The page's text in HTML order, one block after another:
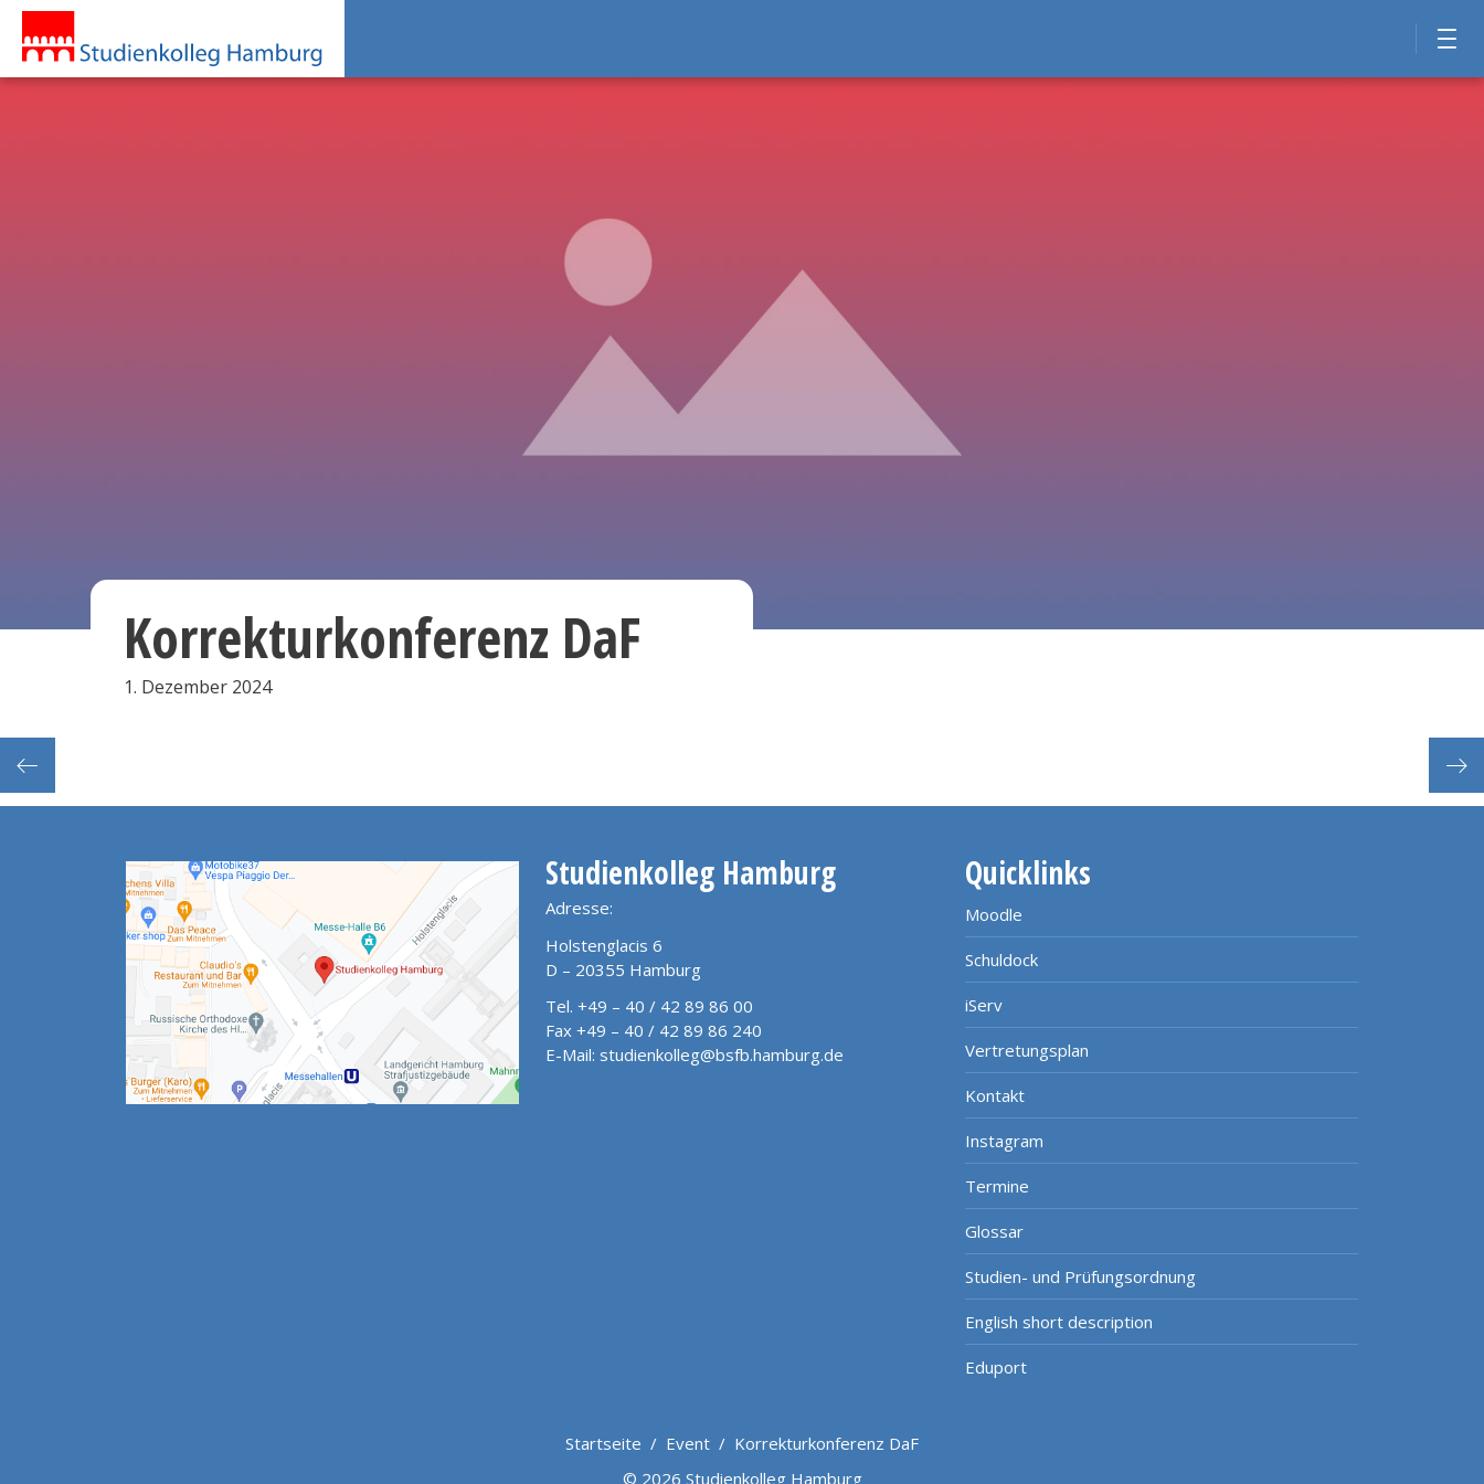
Frist: Endgültige Abgabe der Prüfungsvorschläge (sFSP) im Sekretariat bis 12Uhr
Korrekturkonferenz DaF
1. Dezember 2024
Studienkolleg Hamburg
Adresse:
Holstenglacis 6
D – 20355 Hamburg
Tel. +49 – 40 / 42 89 86 00
Fax +49 – 40 / 42 89 86 240
E-Mail: studienkolleg@bsfb.hamburg.de
Quicklinks
Moodle
Schuldock
iServ
Vertretungsplan
Kontakt
Instagram
Termine
Glossar
Studien- und Prüfungsordnung
English short description
Eduport
Startseite / Event / Korrekturkonferenz DaF
© 2026 Studienkolleg Hamburg